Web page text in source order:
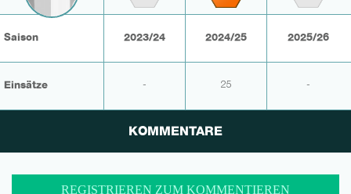
Saison 2023/24 2024/25 2025/26
Einsätze - 25 -
KOMMENTARE
REGISTRIEREN ZUM KOMMENTIEREN